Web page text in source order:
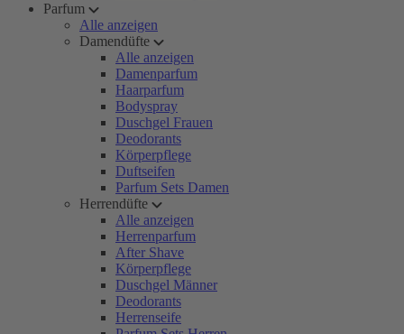
Parfum
Alle anzeigen
Damendüfte
Alle anzeigen
Damenparfum
Haarparfum
Bodyspray
Duschgel Frauen
Deodorants
Körperpflege
Duftseifen
Parfum Sets Damen
Herrendüfte
Alle anzeigen
Herrenparfum
After Shave
Körperpflege
Duschgel Männer
Deodorants
Herrenseife